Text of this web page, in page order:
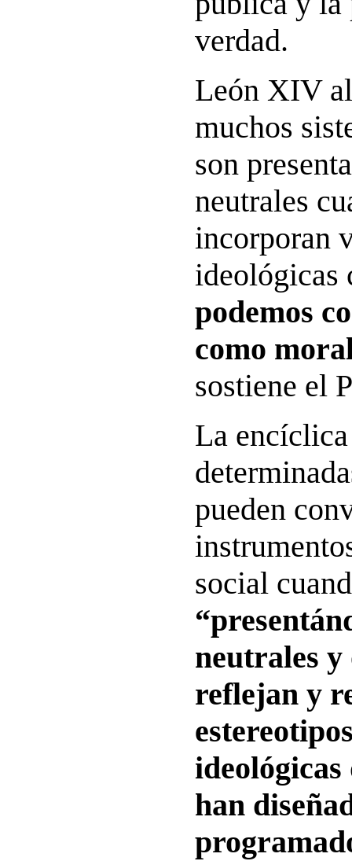
verdad.
León XIV
muchos
son
neutrales
incorporan
ideológicas
podemos
como
sostiene el
La
pueden
social
neutrales
reflejan y
ideológicas
han